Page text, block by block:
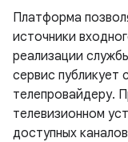
Платформа
источники
реализации
сервис публикует
телепровайдеру.
телевизионном
доступных